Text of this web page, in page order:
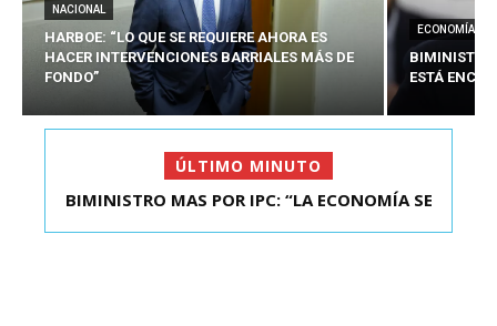
NACIONAL
HARBOE: “LO QUE SE REQUIERE AHORA ES
HACER INTERVENCIONES BARRIALES MÁS DE
FONDO”
ECONOMÍA
BIMINISTRO
ESTÁ
ÚLTIMO MINUTO
KAST SE REUNIÓ CON EL PRESIDENTE ELECTO DE
BIMINISTRO MAS POR IPC: “LA ECONOMÍA SE